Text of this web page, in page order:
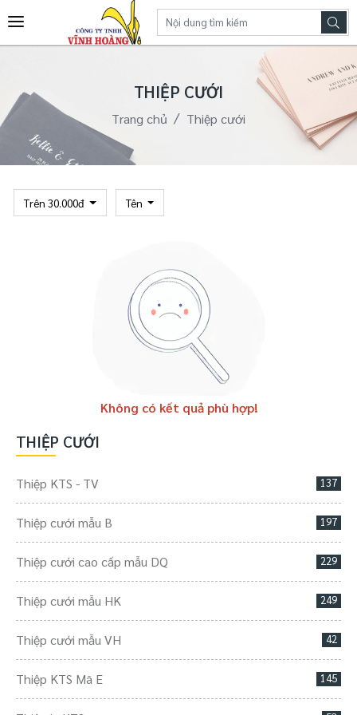
THIỆP CƯỚI
Trang chủ Thiệp cưới
THIỆP CƯỚI
Thiệp KTS - TV 137
Thiệp cưới mẫu B 197
Thiệp cưới cao cấp mẫu DQ 229
Thiệp cưới mẫu HK 249
Thiệp cưới mẫu VH 42
Thiệp KTS Mã E 145
Trên 30.000đ Tên
Không có kết quả phù hợp!